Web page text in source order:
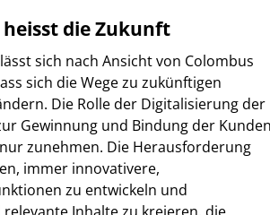
die Zukunft
sich nach Ansicht von Colombus
sich die Wege zu zukünftigen
Die Rolle der Digitalisierung der
Gewinnung und Bindung der
zunehmen. Die Herausforderung
immer innovativere,
zu entwickeln und